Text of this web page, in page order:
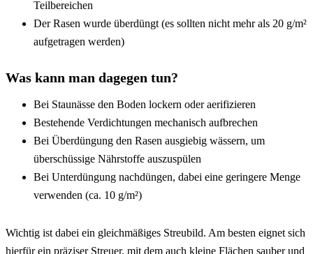
Teilbereichen
Der Rasen wurde überdüngt (es sollten nicht mehr als 20 g/m²
aufgetragen werden)
Was kann man dagegen tun?
Bei Staunässe den Boden lockern oder aerifizieren
Bestehende Verdichtungen mechanisch aufbrechen
Bei Überdüngung den Rasen ausgiebig wässern, um
überschüssige Nährstoffe auszuspülen
Bei Unterdüngung nachdüngen, dabei eine geringere Menge
verwenden (ca. 10 g/m²)
Wichtig ist dabei ein gleichmäßiges Streubild. Am besten eignet sich
hierfür ein präziser Streuer, mit dem auch kleine Flächen sauber und